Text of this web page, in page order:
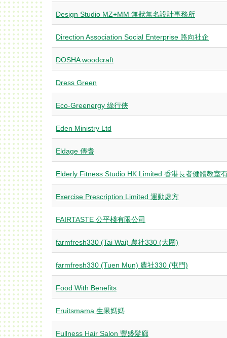
Design Studio MZ+MM 無狀無名設計事務所
Direction Association Social Enterprise 路向社企
DOSHA woodcraft
Dress Green
Eco-Greenergy 綠行俠
Eden Ministry Ltd
Eldage 傳耆
Elderly Fitness Studio HK Limited 香港長者健體教室
Exercise Prescription Limited 運動處方
FAIRTASTE 公平棧有限公司
farmfresh330 (Tai Wai) 農社330 (大圍)
farmfresh330 (Tuen Mun) 農社330 (屯門)
Food With Benefits
Fruitsmama 生果媽媽
Fullness Hair Salon 豐盛髮廊